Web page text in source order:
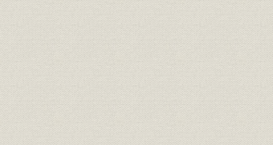
2. 航空機用脚事業への進出
第一次防衛力整備計画と、F-86F、T-33A機用脚国産化の担当
航空機器事業部の発足と接収解除
航空機用脚の本格生産
3. 航空機用アルミニウム熱交換器の開発と熱交換器事業への進出
航空機用オイルクーラーの開発とアルミニウム熱交換器事業の